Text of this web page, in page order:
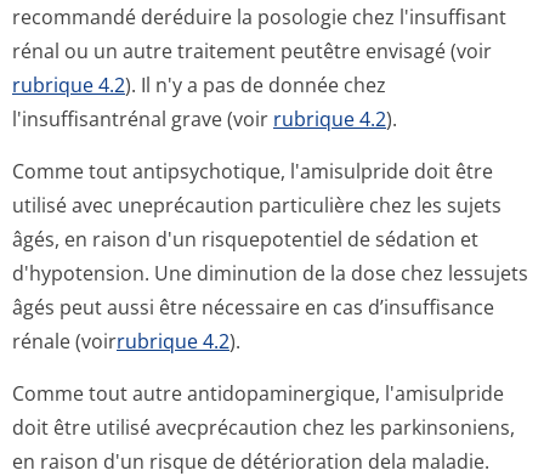
recommandé deréduire la posologie chez l'insuffisant
rénal ou un autre traitement peutêtre envisagé (voir
rubrique 4.2). Il n'y a pas de donnée chez
l'insuffisantrénal grave (voir rubrique 4.2).
Comme tout antipsychotique, l'amisulpride doit être
utilisé avec uneprécaution particulière chez les sujets
âgés, en raison d'un risquepotentiel de sédation et
d'hypotension. Une diminution de la dose chez lessujets
âgés peut aussi être nécessaire en cas d’insuffisance
rénale (voirrubrique 4.2).
Comme tout autre antidopaminergique, l'amisulpride
doit être utilisé avecprécaution chez les parkinsoniens,
en raison d'un risque de détérioration dela maladie.